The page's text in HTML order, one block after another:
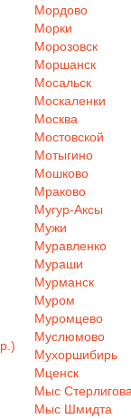
Мордово
Морки
Морозовск
Моршанск
Мосальск
Москаленки
Москва
Мостовской
Мотыгино
Мошково
Мраково
Мугур-Аксы
Мужи
Муравленко
Мураши
Мурманск
Муром
Муромцево
Муслюмово
Мухоршибирь
Мценск
Мыс
Мыс Шмидта